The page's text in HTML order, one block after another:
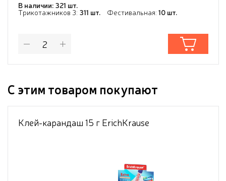
В наличии: 321 шт.
Трикотажников 3: 311 шт. Фестивальная: 10 шт.
С этим товаром покупают
Клей-карандаш 15 г ErichKrause